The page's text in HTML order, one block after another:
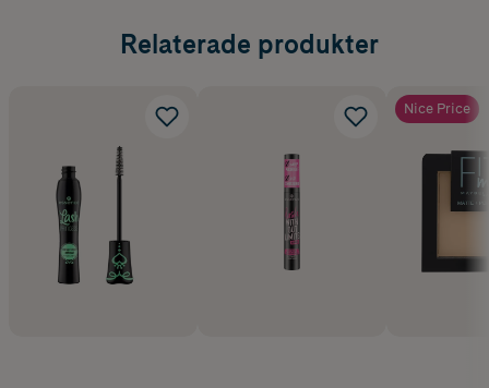
Relaterade produkter
Nice Price